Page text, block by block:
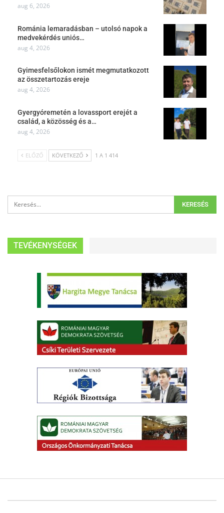
aug 6, 2026
Románia lemaradásban – utolsó napok a
medvekérdés uniós…
aug 4, 2026
Gyimesfelsőlokon ismét megmutatkozott
az összetartozás ereje
aug 4, 2026
Gyergyóremetén a lovassport erejét a
család, a közösség és a…
aug 4, 2026
ELŐZŐ KÖVETKEZŐ 1 A 1 414
TEVÉKENYSÉGEK